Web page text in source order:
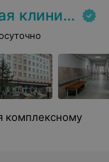
больница
комплексному